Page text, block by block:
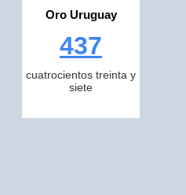
Oro Uruguay
437
cuatrocientos treinta y
siete